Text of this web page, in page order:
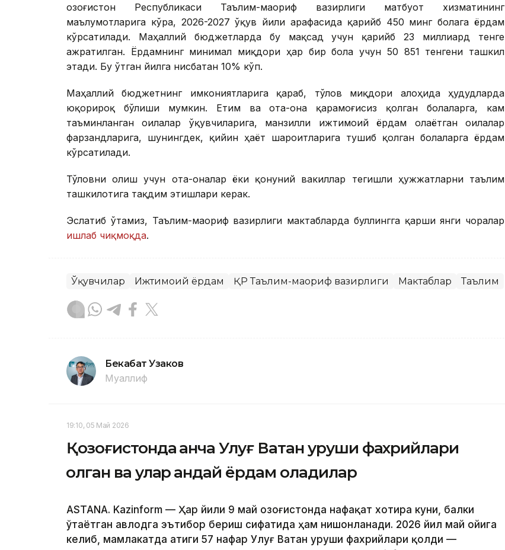
Қозоғистон Республикаси Таълим-маориф вазирлиги матбуот хизматининг
маълумотларига кўра, 2026-2027 ўқув йили арафасида қарийб 450 минг болага ёрдам
кўрсатилади. Маҳаллий бюджетларда бу мақсад учун қарийб 23 миллиард тенге
ажратилган. Ёрдамнинг минимал миқдори ҳар бир бола учун 50 851 тенгени ташкил
этади. Бу ўтган йилга нисбатан 10% кўп.
Маҳаллий бюджетнинг имкониятларига қараб, тўлов миқдори алоҳида ҳудудларда
юқорироқ бўлиши мумкин. Етим ва ота-она қарамоғисиз қолган болаларга, кам
таъминланган оилалар ўқувчиларига, манзилли ижтимоий ёрдам олаётган оилалар
фарзандларига, шунингдек, қийин ҳаёт шароитларига тушиб қолган болаларга ёрдам
кўрсатилади.
Тўловни олиш учун ота-оналар ёки қонуний вакиллар тегишли ҳужжатларни таълим
ташкилотига тақдим этишлари керак.
Эслатиб ўтамиз, Таълим-маориф вазирлиги мактабларда буллингга қарши янги чоралар
ишлаб чиқмоқда.
Ўқувчилар Ижтимоий ёрдам ҚР Таълим-маориф вазирлиги Мактаблар Таълим
Бекабат Узаков
Муаллиф
19:10, 05 Май 2026
Қозоғистонда қанча Улуғ Ватан уруши фахрийлари
қолган ва улар қандай ёрдам оладилар
ASTANA. Kazinform — Ҳар йили 9 май Қозоғистонда нафақат хотира куни, балки
ўтаётган авлодга эътибор бериш сифатида ҳам нишонланади. 2026 йил май ойига
келиб, мамлакатда атиги 57 нафар Улуғ Ватан уруши фахрийлари қолди —